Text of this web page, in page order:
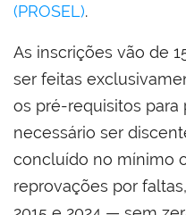
(PROSEL).
As inscrições vão de
ser feitas
os pré-requisitos para
necessário ser
concluído no mínimo
reprovações por